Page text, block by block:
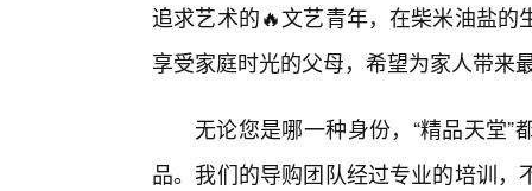
追求艺术的🔥文艺青年，在柴米油盐
享受家庭时光的父母，希望为家人带来
无论您是哪一种身份，“精品天堂
品。我们的导购团队经过专业的培训